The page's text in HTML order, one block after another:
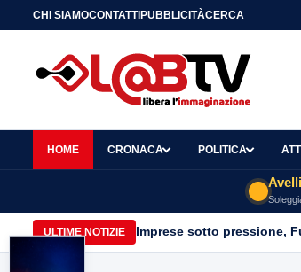
CHI SIAMOCONTATTIPUBBLICITÀCERCA
HOME CRONACA POLITICA
ULTIME NOTIZIE Imprese sotto pressione,